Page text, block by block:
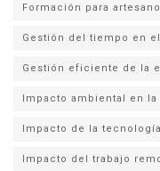
Formación para
Gestión del tiempo en
Gestión eficiente de la
Impacto ambiental en
Impacto de la
Impacto del trabajo